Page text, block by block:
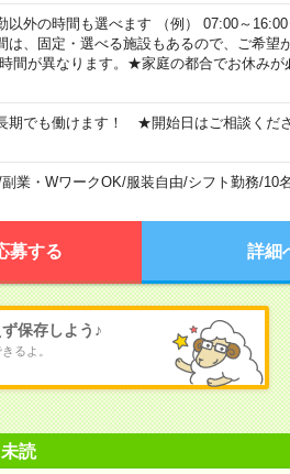
以外の時間も選べます （例） 07:00～
、固定・選べる施設もあるので、ご希望
間が異なります。★家庭の都合でお休みが
期でも働けます！ ★開始日はご相談く
副業・WワークOK/服装自由/シフト勤務/10
募する 詳細
保存しよう♪
るよ。
未読